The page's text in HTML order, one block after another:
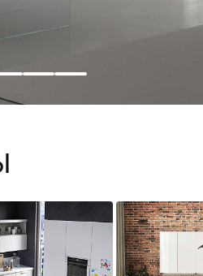
и тумбы
для ванных комнат >